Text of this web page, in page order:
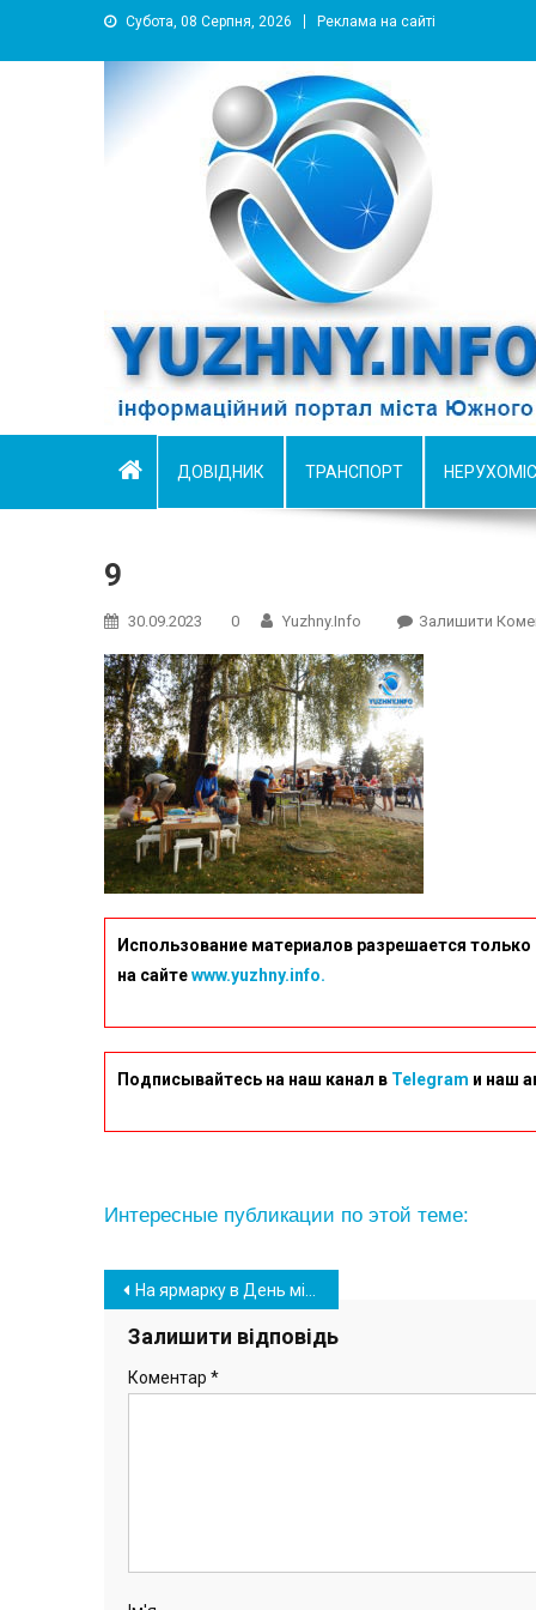
Субота, 08 Серпня, 2026 Реклама на сайті
YUZHNY.INFO
информационный портал города Южный
ДОВІДНИК ТРАНСПОРТ
9
30.09.2023 0 Yuzhny.info Залишити
Использование материалов разрешается
на сайтеwww.yuzhny.info.
Подписывайтесь на наш канал в Telegram и наш
Интересные публикации по этой теме:
Навігація
записів
На ярмарку в День міста вдалося зібрати більше 100 тисяч гривень на потреби ЗСУ (фото)
Залишити відповідь
Коментар *